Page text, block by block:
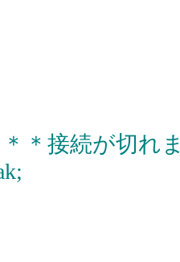
接続が切れま